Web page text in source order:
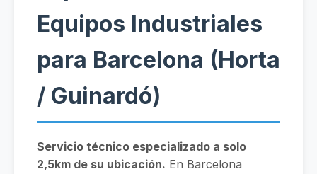
Equipos Industriales
para Barcelona (Horta
/ Guinardó)
Servicio técnico especializado a solo
2,5km de su ubicación. En Barcelona